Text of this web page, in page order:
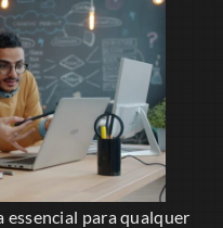
essencial para qualquer